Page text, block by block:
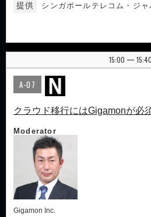
提供 シンガポールテレコム・ジャ
15:00 | 15:40
A-07
クラウド移行にはGigamonが必
Moderator
Gigamon Inc.